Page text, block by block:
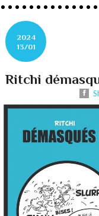
2024
13/01
Ritchi